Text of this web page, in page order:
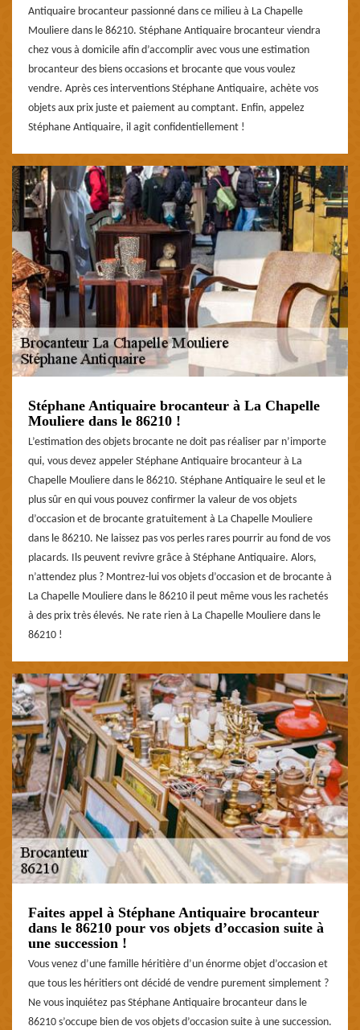
Antiquaire brocanteur passionné dans ce milieu à La Chapelle
Mouliere dans le 86210. Stéphane Antiquaire brocanteur viendra
chez vous à domicile afin d’accomplir avec vous une estimation
brocanteur des biens occasions et brocante que vous voulez
vendre. Après ces interventions Stéphane Antiquaire, achète vos
objets aux prix juste et paiement au comptant. Enfin, appelez
Stéphane Antiquaire, il agit confidentiellement !
Stéphane Antiquaire brocanteur à La Chapelle
Mouliere dans le 86210 !
L’estimation des objets brocante ne doit pas réaliser par n’importe
qui, vous devez appeler Stéphane Antiquaire brocanteur à La
Chapelle Mouliere dans le 86210. Stéphane Antiquaire le seul et le
plus sûr en qui vous pouvez confirmer la valeur de vos objets
d’occasion et de brocante gratuitement à La Chapelle Mouliere
dans le 86210. Ne laissez pas vos perles rares pourrir au fond de vos
placards. Ils peuvent revivre grâce à Stéphane Antiquaire. Alors,
n’attendez plus ? Montrez-lui vos objets d’occasion et de brocante à
La Chapelle Mouliere dans le 86210 il peut même vous les rachetés
à des prix très élevés. Ne rate rien à La Chapelle Mouliere dans le
86210 !
Faites appel à Stéphane Antiquaire brocanteur
dans le 86210 pour vos objets d’occasion suite à
une succession !
Vous venez d’une famille héritière d’un énorme objet d’occasion et
que tous les héritiers ont décidé de vendre purement simplement ?
Ne vous inquiétez pas Stéphane Antiquaire brocanteur dans le
86210 s’occupe bien de vos objets d’occasion suite à une succession.